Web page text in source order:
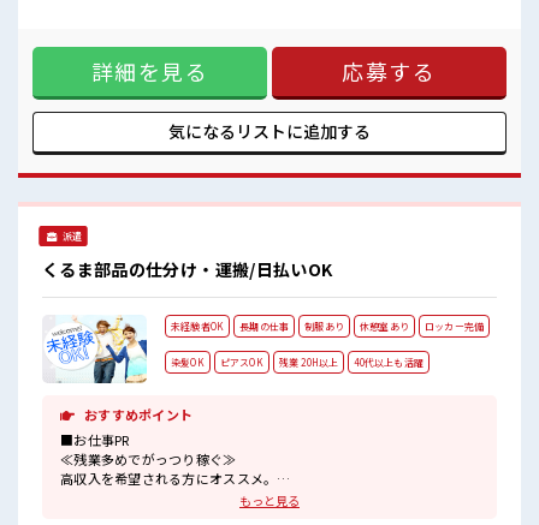
職場にはロッカー完備！
私物の置きすぎには注意が必要ですね★
残業も1日1H程度あるので給料の上乗せも期待できそう！
量】10キロ未満 ■お仕事PR ≪ちょっとの残業で収入アップ≫
残業は月20時間未満で、 ほどよく稼げます♪ ≪土日祝休のお
仕事≫ 家族や友人と一緒にプライベート満喫！ ≪動きやすい
制服アリ≫ 制服があるので、 毎日の服装の悩み解消♪ ≪初め
ての仕事だけど自分にもできそう≫ 新しいことにチャレンジ
するのは不安だけど、 しっかり働く環境が整っています！ イ
分に向いている仕事が探せる≫ 困った事などがあれば、 担当
がしっかりサポートします！ ■職場の雰囲気 休憩室で自分タ
ので給料の上乗せも期待できそう！
詳細を見る 応募する
気になるリストに追加する
派遣
くるま部品の仕分け・運搬/日払いOK
未経験者OK 長期の仕事 制服あり 休憩室あり ロッカー完備
染髪OK ピアスOK 残業 20H以上 40代以上も活躍
おすすめポイント
■お仕事PR
≪残業多めでがっつり稼ぐ≫
高収入を希望される方にオススメ。
残業は月20時間以上あります♪もっと見る